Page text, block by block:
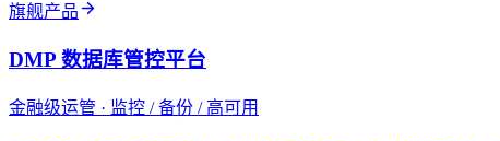
旗舰产品
DMP 数据库管控平台
金融级运管 · 监控 / 备份 / 高可用